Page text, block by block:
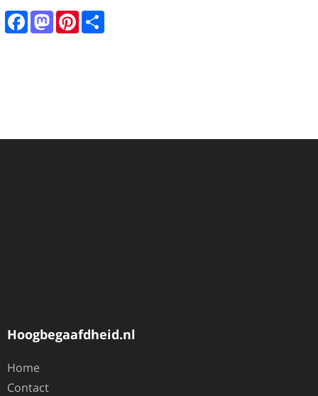
FacebookMastodon
Pinterest
Hoogbegaafdheid.nl
Home
Contact